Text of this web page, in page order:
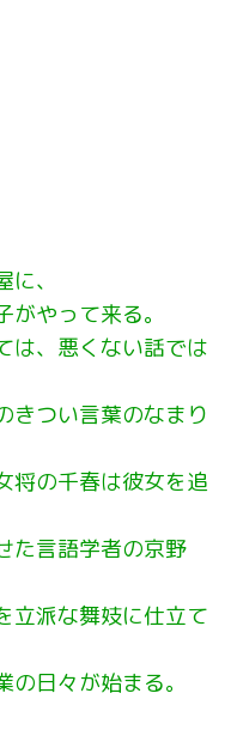
、
やって来る。
は、悪くない話では
きつい言葉のなまり
将の千春は彼女を追
た言語学者の京野
立派な舞妓に仕立て
日々が始まる。